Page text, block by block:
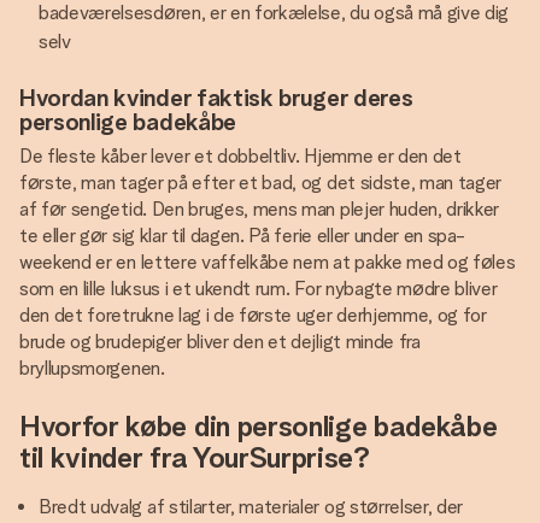
badeværelsesdøren, er en forkælelse, du også må give dig
selv
Hvordan kvinder faktisk bruger deres
personlige badekåbe
De fleste kåber lever et dobbeltliv. Hjemme er den det
første, man tager på efter et bad, og det sidste, man tager
af før sengetid. Den bruges, mens man plejer huden, drikker
te eller gør sig klar til dagen. På ferie eller under en spa-
weekend er en lettere vaffelkåbe nem at pakke med og føles
som en lille luksus i et ukendt rum. For nybagte mødre bliver
den det foretrukne lag i de første uger derhjemme, og for
brude og brudepiger bliver den et dejligt minde fra
bryllupsmorgenen.
Hvorfor købe din personlige badekåbe
til kvinder fra YourSurprise?
Bredt udvalg af stilarter, materialer og størrelser, der